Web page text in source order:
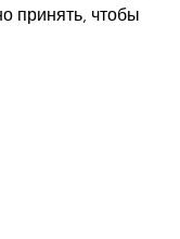
принять, чтобы